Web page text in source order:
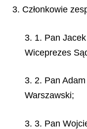
3. Członkowie
3. 1. Pan
Wiceprezes
3. 2. Pan
Warszawski;
3. 3. Pan